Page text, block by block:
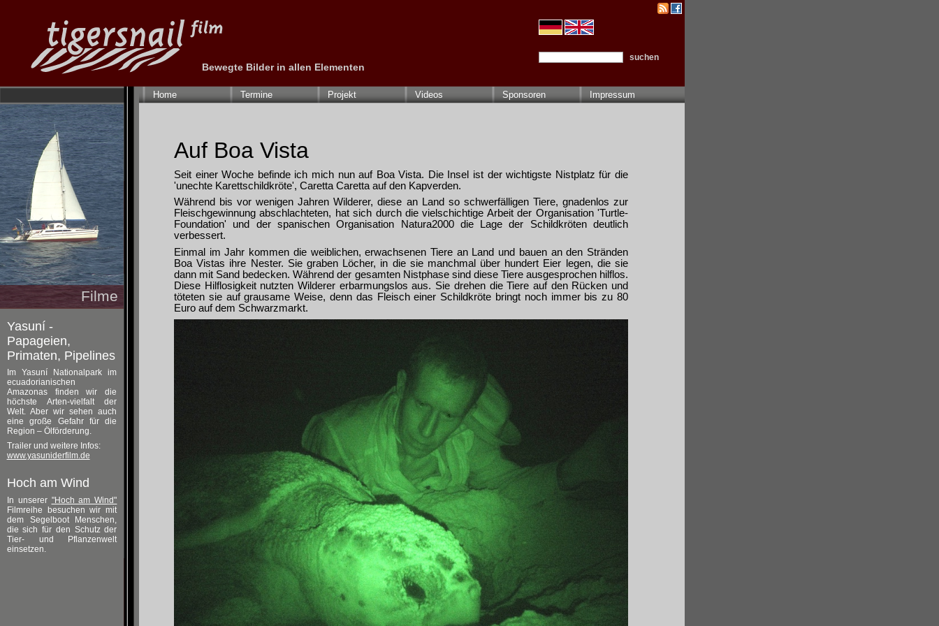
Bewegte Bilder in allen Elementen
suchen
überspringen
Home Termine Projekt Videos Sponsoren Impressum
Auf Boa Vista
Seit einer Woche befinde ich mich nun auf Boa Vista. Die Insel ist der wichtigste Nistplatz für die
'unechte Karettschildkröte', Caretta Caretta auf den Kapverden.
Während bis vor wenigen Jahren Wilderer, diese an Land so schwerfälligen Tiere, gnadenlos zur
Fleischgewinnung abschlachteten, hat sich durch die vielschichtige Arbeit der Organisation 'Turtle-
Foundation' und der spanischen Organisation Natura2000 die Lage der Schildkröten deutlich
verbessert.
Einmal im Jahr kommen die weiblichen, erwachsenen Tiere an Land und bauen an den Stränden
Boa Vistas ihre Nester. Sie graben Löcher, in die sie manchmal über hundert Eier legen, die sie
dann mit Sand bedecken. Während der gesamten Nistphase sind diese Tiere ausgesprochen hilflos.
Diese Hilflosigkeit nutzten Wilderer erbarmungslos aus. Sie drehen die Tiere auf den Rücken und
töteten sie auf grausame Weise, denn das Fleisch einer Schildkröte bringt noch immer bis zu 80
Euro auf dem Schwarzmarkt.
Filme
Yasuní -
Papageien,
Primaten, Pipelines
Im Yasuní Nationalpark im
ecuadorianischen
Amazonas finden wir die
höchste Arten-vielfalt der
Welt. Aber wir sehen auch
eine große Gefahr für die
Region – Ölförderung.
Trailer und weitere Infos:
www.yasuniderfilm.de
Hoch am Wind
In unserer "Hoch am Wind"
Filmreihe besuchen wir mit
dem Segelboot Menschen,
die sich für den Schutz der
Tier- und Pflanzenwelt
einsetzen.